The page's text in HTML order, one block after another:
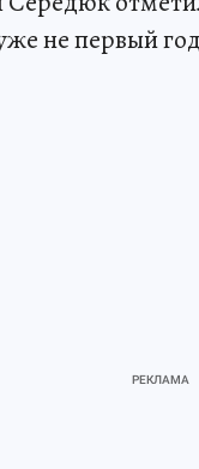
не первый